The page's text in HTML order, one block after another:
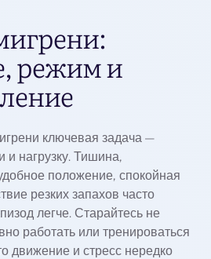
режим и
ключевая задача —
и нагрузку. Тишина,
положение, спокойная
резких запахов часто
легче. Старайтесь не
работать или тренироваться
движение и стресс нередко